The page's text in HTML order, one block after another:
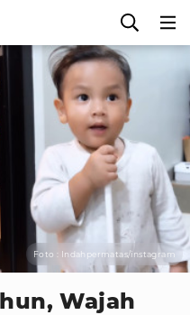
Foto : Indahpermatas/instagram
Wajah